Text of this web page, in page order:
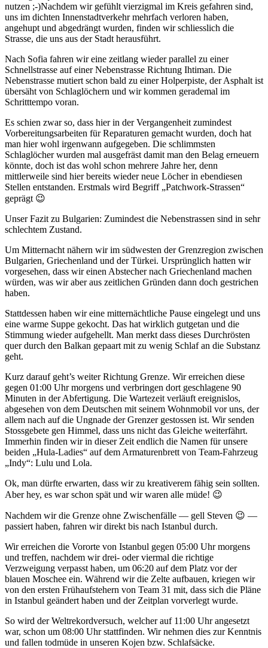
nutzen ;-)Nachdem wir gefühlt vierzigmal im Kreis gefahren sind,
uns im dichten Innenstadtverkehr mehrfach verloren haben,
angehupt und abgedrängt wurden, finden wir schliesslich die
Strasse, die uns aus der Stadt herausführt.
Nach Sofia fahren wir eine zeitlang wieder parallel zu einer
Schnellstrasse auf einer Nebenstrasse Richtung Ihtiman. Die
Nebenstrasse mutiert schon bald zu einer Holperpiste, der Asphalt ist
übersäht von Schlaglöchern und wir kommen gerademal im
Schritttempo voran.
Es schien zwar so, dass hier in der Vergangenheit zumindest
Vorbereitungsarbeiten für Reparaturen gemacht wurden, doch hat
man hier wohl irgenwann aufgegeben. Die schlimmsten
Schlaglöcher wurden mal ausgefräst damit man den Belag erneuern
könnte, doch ist das wohl schon mehrere Jahre her, denn
mittlerweile sind hier bereits wieder neue Löcher in ebendiesen
Stellen entstanden. Erstmals wird Begriff „Patchwork-Strassen“
geprägt 😉
Unser Fazit zu Bulgarien: Zumindest die Nebenstrassen sind in sehr
schlechtem Zustand.
Um Mitternacht nähern wir im südwesten der Grenzregion zwischen
Bulgarien, Griechenland und der Türkei. Ursprünglich hatten wir
vorgesehen, dass wir einen Abstecher nach Griechenland machen
würden, was wir aber aus zeitlichen Gründen dann doch gestrichen
haben.
Stattdessen haben wir eine mitternächtliche Pause eingelegt und uns
eine warme Suppe gekocht. Das hat wirklich gutgetan und die
Stimmung wieder aufgehellt. Man merkt dass dieses Durchrösten
quer durch den Balkan gepaart mit zu wenig Schlaf an die Substanz
geht.
Kurz darauf geht’s weiter Richtung Grenze. Wir erreichen diese
gegen 01:00 Uhr morgens und verbringen dort geschlagene 90
Minuten in der Abfertigung. Die Wartezeit verläuft ereignislos,
abgesehen von dem Deutschen mit seinem Wohnmobil vor uns, der
allem nach auf die Ungnade der Grenzer gestossen ist. Wir senden
Stossgebete gen Himmel, dass uns nicht das Gleiche weiterfährt.
Immerhin finden wir in dieser Zeit endlich die Namen für unsere
beiden „Hula-Ladies“ auf dem Armaturenbrett von Team-Fahrzeug
„Indy“: Lulu und Lola.
Ok, man dürfte erwarten, dass wir zu kreativerem fähig sein sollten.
Aber hey, es war schon spät und wir waren alle müde! 😉
Nachdem wir die Grenze ohne Zwischenfälle — gell Steven 😉 —
passiert haben, fahren wir direkt bis nach Istanbul durch.
Wir erreichen die Vororte von Istanbul gegen 05:00 Uhr morgens
und treffen, nachdem wir drei- oder viermal die richtige
Verzweigung verpasst haben, um 06:20 auf dem Platz vor der
blauen Moschee ein. Während wir die Zelte aufbauen, kriegen wir
von den ersten Frühaufstehern von Team 31 mit, dass sich die Pläne
in Istanbul geändert haben und der Zeitplan vorverlegt wurde.
So wird der Weltrekordversuch, welcher auf 11:00 Uhr angesetzt
war, schon um 08:00 Uhr stattfinden. Wir nehmen dies zur Kenntnis
und fallen todmüde in unseren Kojen bzw. Schlafsäcke.